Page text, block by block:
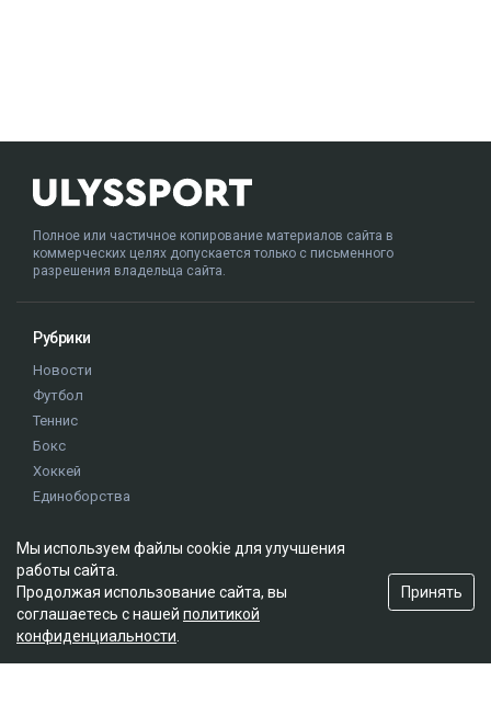
Полное или частичное копирование материалов сайта в
коммерческих целях допускается только с письменного
разрешения владельца сайта.
Рубрики
Новости
Футбол
Теннис
Бокс
Хоккей
Единоборства
Олимпиада
Редакция
О проекте
Правила сайта
Мы используем файлы cookie для улучшения
работы сайта.
Продолжая использование сайта, вы
соглашаетесь с нашей политикой
конфиденциальности
Принять